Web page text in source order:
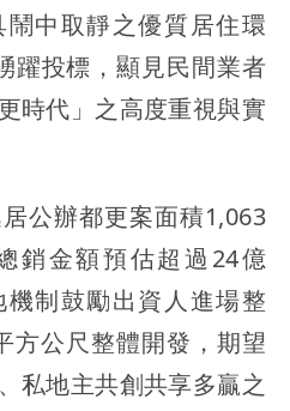
中取靜之優質居住環
躍投標，顯見民間業者
時代」之高度重視與實
公辦都更案面積1,063
銷金額預估超過24億
制鼓勵出資人進場整
方公尺整體開發，期望
私地主共創共享多贏之